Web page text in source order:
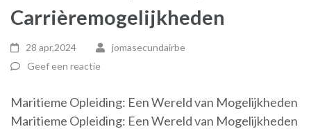
Carrièremogelijkheden
28 apr,2024
jomasecundairbe
Geef een reactie
Maritieme Opleiding: Een Wereld van Mogelijkheden
Maritieme Opleiding: Een Wereld van Mogelijkheden